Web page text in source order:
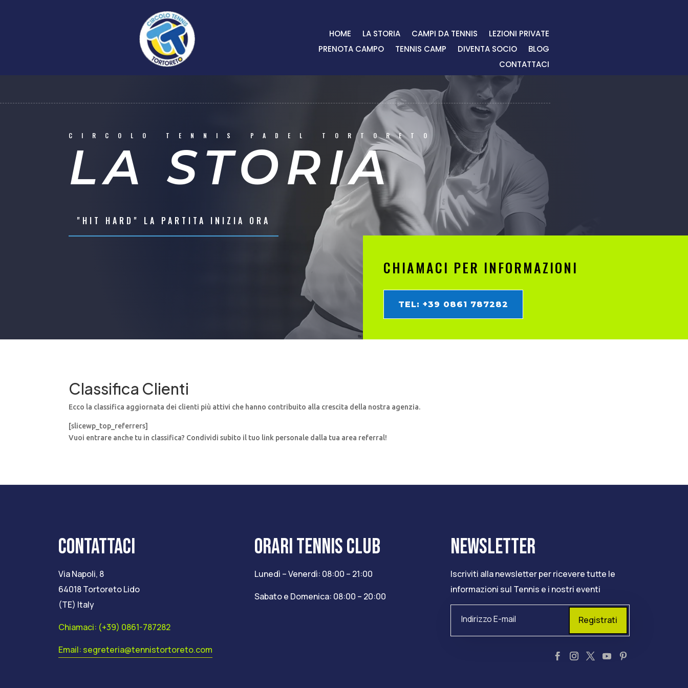
HOME LA STORIA CAMPI DA TENNIS
LEZIONI PRIVATE
PRENOTA CAMPO
TENNIS CAMP DIVENTA SOCIO
BLOG
CONTATTACI
CIRCOLO TENNIS PADEL TORTORETO
LA STORIA
"HIT HARD" LA PARTITA INIZIA ORA
CHIAMACI PER INFORMAZIONI
TEL: +39 0861 787282
Classifica Clienti
Ecco la classifica aggiornata dei clienti più attivi che hanno contribuito alla crescita della nostra agenzia.
[slicewp_top_referrers]
Vuoi entrare anche tu in classifica? Condividi subito il tuo link personale dalla tua area referral!
CONTATTACI
Via Napoli, 8
64018 Tortoreto Lido
(TE) Italy
Chiamaci: (+39) 0861-787282
Email: segreteria@tennistortoreto.com
ORARI TENNIS CLUB
Lunedì – Venerdì: 08:00 – 21:00
Sabato e Domenica: 08:00 – 20:00
NEWSLETTER
Iscriviti alla newsletter per ricevere tutte le
informazioni sul Tennis e i nostri eventi
Registrati